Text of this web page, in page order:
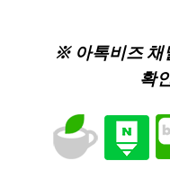
※ 아톡비즈 채
확